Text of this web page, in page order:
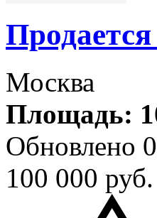
Москва
Площадь:
Обновлено
100 000 руб.